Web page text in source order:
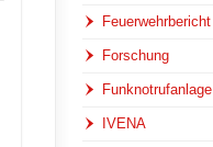
Feuerwehrbericht
Forschung
Funknotrufanlage
IVENA